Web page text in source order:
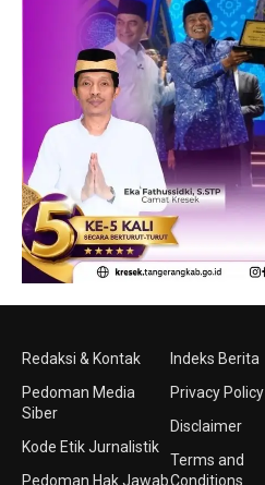
Redaksi & Kontak
Pedoman Media
Siber
Kode Etik Jurnalistik
Pedoman Hak Jawab
Indeks Berita
Privacy Policy
Disclaimer
Terms and
Conditions